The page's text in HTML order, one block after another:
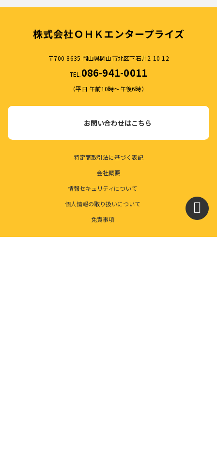
株式会社ＯＨＫエンタープライズ
〒700-8635 岡山県岡山市北区下石井2-10-12
TEL.086-941-0011
（平日 午前10時～午後6時）
お問い合わせはこちら
特定商取引法に基づく表記
会社概要
情報セキュリティについて
個人情報の取り扱いについて
免責事項